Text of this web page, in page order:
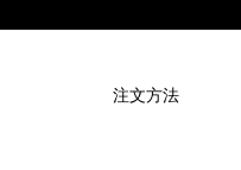
注文方法